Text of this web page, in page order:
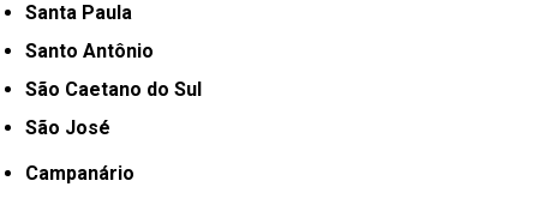
Santa Paula
Santo Antônio
São Caetano do Sul
São José
Campanário